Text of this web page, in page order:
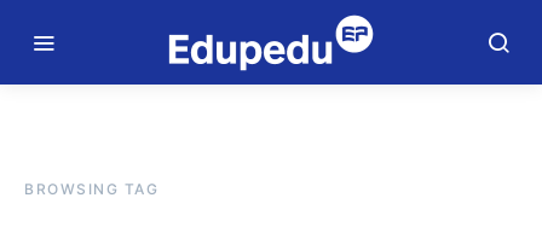
BROWSING TAG